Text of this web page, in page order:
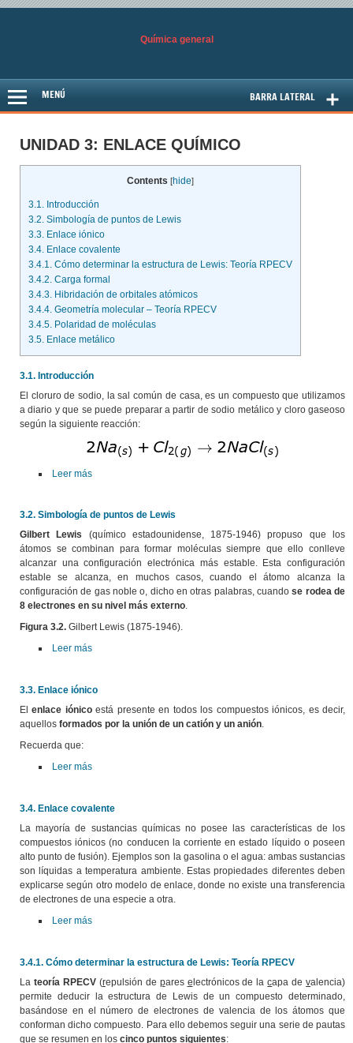
Química general
BARRA LATERAL
MENÚ
UNIDAD 3: ENLACE QUÍMICO
Contents [hide]
3.1. Introducción
3.2. Simbología de puntos de Lewis
3.3. Enlace iónico
3.4. Enlace covalente
3.4.1. Cómo determinar la estructura de Lewis: Teoría RPECV
3.4.2. Carga formal
3.4.3. Hibridación de orbitales atómicos
3.4.4. Geometría molecular – Teoría RPECV
3.4.5. Polaridad de moléculas
3.5. Enlace metálico
3.1. Introducción
El cloruro de sodio, la sal común de casa, es un compuesto que utilizamos
a diario y que se puede preparar a partir de sodio metálico y cloro gaseoso
según la siguiente reacción:
Leer más
3.2. Simbología de puntos de Lewis
Gilbert Lewis (químico estadounidense, 1875-1946) propuso que los
átomos se combinan para formar moléculas siempre que ello conlleve
alcanzar una configuración electrónica más estable. Esta configuración
estable se alcanza, en muchos casos, cuando el átomo alcanza la
configuración de gas noble o, dicho en otras palabras, cuandose rodea de
8 electrones en su nivel más externo.
Figura 3.2. Gilbert Lewis (1875-1946).
Leer más
3.3. Enlace iónico
Elenlace iónicoestá presente en todos los compuestos iónicos, es decir,
aquellos formados por la unión de un catión y un anión.
Recuerda que:
Leer más
3.4. Enlace covalente
La mayoría de sustancias químicas no posee las características de los
compuestos iónicos (no conducen la corriente en estado líquido o poseen
alto punto de fusión). Ejemplos son la gasolina o el agua: ambas sustancias
son líquidas a temperatura ambiente. Estas propiedades diferentes deben
explicarse según otro modelo de enlace, donde no existe una transferencia
de electrones de una especie a otra.
Leer más
3.4.1. Cómo determinar la estructura de Lewis: Teoría RPECV
La teoría RPECV(repulsión de pares electrónicos de lacapa devalencia)
permite deducir la estructura de Lewis de un compuesto determinado,
basándose en el número de electrones de valencia de los átomos que
conforman dicho compuesto. Para ello debemos seguir una serie de pautas
que se resumen en los cinco puntos siguientes: